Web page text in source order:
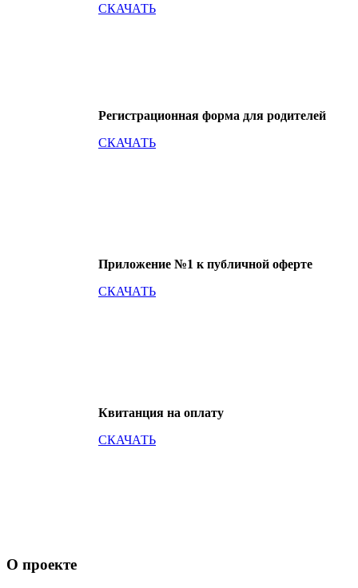
СКАЧАТЬ
Регистрационная форма для родителей
СКАЧАТЬ
Приложение №1 к публичной оферте
СКАЧАТЬ
Квитанция на оплату
СКАЧАТЬ
О проекте